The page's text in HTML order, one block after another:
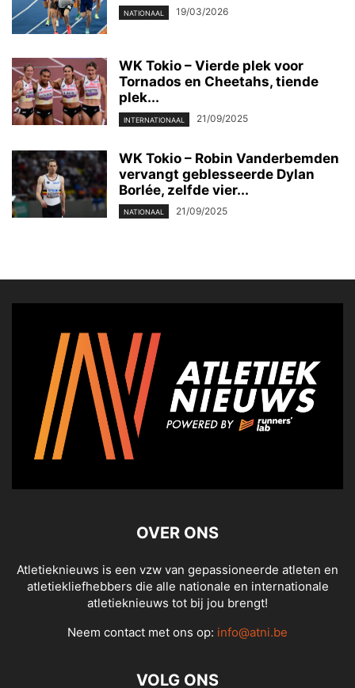
NATIONAAL 19/03/2026
WK Tokio – Vierde plek voor
Tornados en Cheetahs, tiende
plek...
INTERNATIONAAL 21/09/2025
WK Tokio – Robin Vanderbemden
vervangt geblesseerde Dylan
Borlée, zelfde vier...
NATIONAAL 21/09/2025
OVER ONS
Atletieknieuws is een vzw van gepassioneerde atleten en
atletiekliefhebbers die alle nationale en internationale
atletieknieuws tot bij jou brengt!
Neem contact met ons op: info@atni.be
VOLG ONS